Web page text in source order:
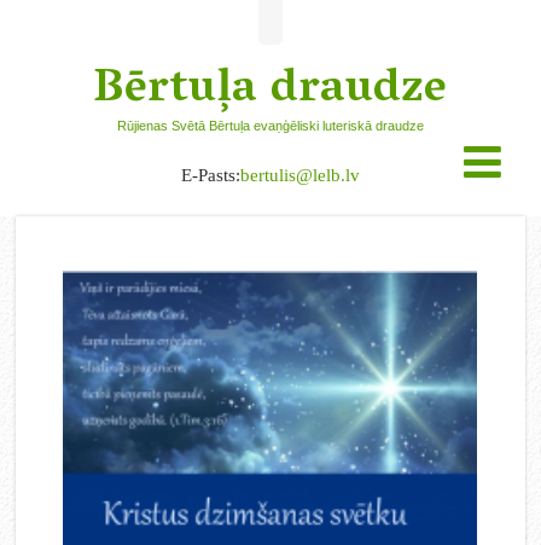
Bērtuļa draudze
Rūjienas Svētā Bērtuļa evaņģēliski luteriskā draudze
E-Pasts:bertulis@lelb.lv